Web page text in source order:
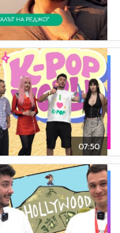
07:50